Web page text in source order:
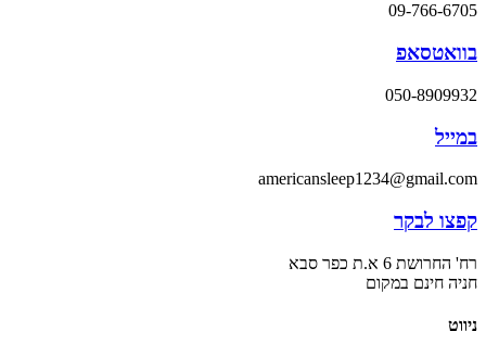
09-766-6705
בוואטסאפ
050-8909932
במייל
americansleep1234@gmail.com
קפצו לבקר
רח' החרושת 6 א.ת כפר סבא
חניה חינם במקום
ניווט